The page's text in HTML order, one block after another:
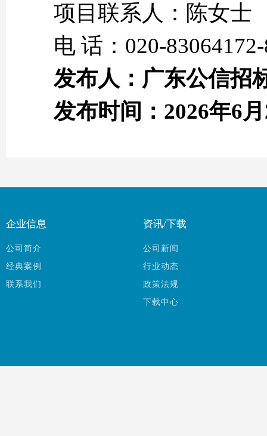
项目联系人：陈女士
电 话：020-
发布人：广东公信招
发布时间： 2026年6月
企业信息
公司简介
经典案例
联系我们
资讯/下载
公司新闻
行业动态
政策法规
下载中心